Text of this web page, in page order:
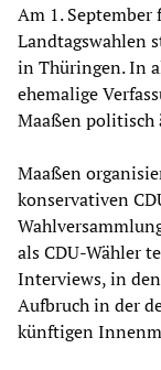
Am 1.
Landtagswahlen
in Thüringen. In
ehemalige
Maaßen politisch
Maaßen
konservativen
als CDU-Wähler
Interviews, in
Aufbruch in der
künftigen